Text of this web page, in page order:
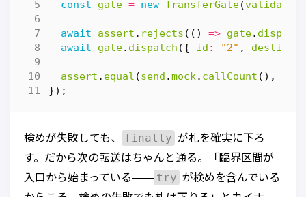
const
gate = new TransferGate(validate
await assert . rejects (() => gate.
await
gate. dispatch ({ id : "2" ,
assert . equal (send .mock. callCount (),
});
検めが失敗しても、 finally が札を確実に下ろ
す。だから次の転送はちゃんと通る。「臨界区間が
入口から始まっている—— try が検めを含んでいる